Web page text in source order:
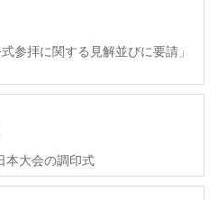
参拝に関する見解並びに要請」
本大会の調印式